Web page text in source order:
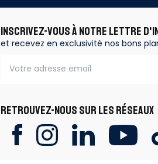
INSCRIVEZ-VOUS À NOTRE LETTRE
et recevez en exclusivité nos bons
RETROUVEZ-NOUS SUR LES RÉSEAUX